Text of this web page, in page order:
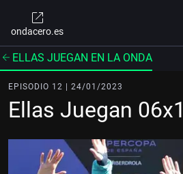
ondacero.es
ELLAS JUEGAN EN LA ONDA
EPISODIO 12 | 24/01/2023
Ellas Juegan